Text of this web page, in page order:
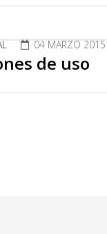
04 MARZO 2015
de uso